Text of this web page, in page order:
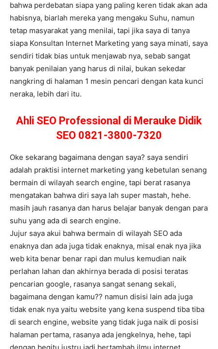
bahwa perdebatan siapa yang paling keren tidak akan ada
habisnya, biarlah mereka yang mengaku Suhu, namun
tetap masyarakat yang menilai, tapi jika saya di tanya
siapa Konsultan Internet Marketing yang saya minati, saya
sendiri tidak bias untuk menjawab nya, sebab sangat
banyak penilaian yang harus di nilai, bukan sekedar
nangkring di halaman 1 mesin pencari dengan kata kunci
neraka, lebih dari itu.
Ahli SEO Professional di Merauke Didik
SEO 0821-3800-7320
Oke sekarang bagaimana dengan saya? saya sendiri
adalah praktisi internet marketing yang kebetulan senang
bermain di wilayah search engine, tapi berat rasanya
mengatakan bahwa diri saya lah super mastah, hehe.
masih jauh rasanya dan harus belajar banyak dengan para
suhu yang ada di search engine.
Jujur saya akui bahwa bermain di wilayah SEO ada
enaknya dan ada juga tidak enaknya, misal enak nya jika
web kita benar benar rapi dan mulus kemudian naik
perlahan lahan dan akhirnya berada di posisi teratas
pencarian google, rasanya sangat senang sekali,
bagaimana dengan kamu?? namun disisi lain ada juga
tidak enak nya yaitu website yang kena suspend tiba tiba
di search engine, website yang tidak juga naik di posisi
halaman pertama, rasanya ada jengkelnya, hehe, tapi